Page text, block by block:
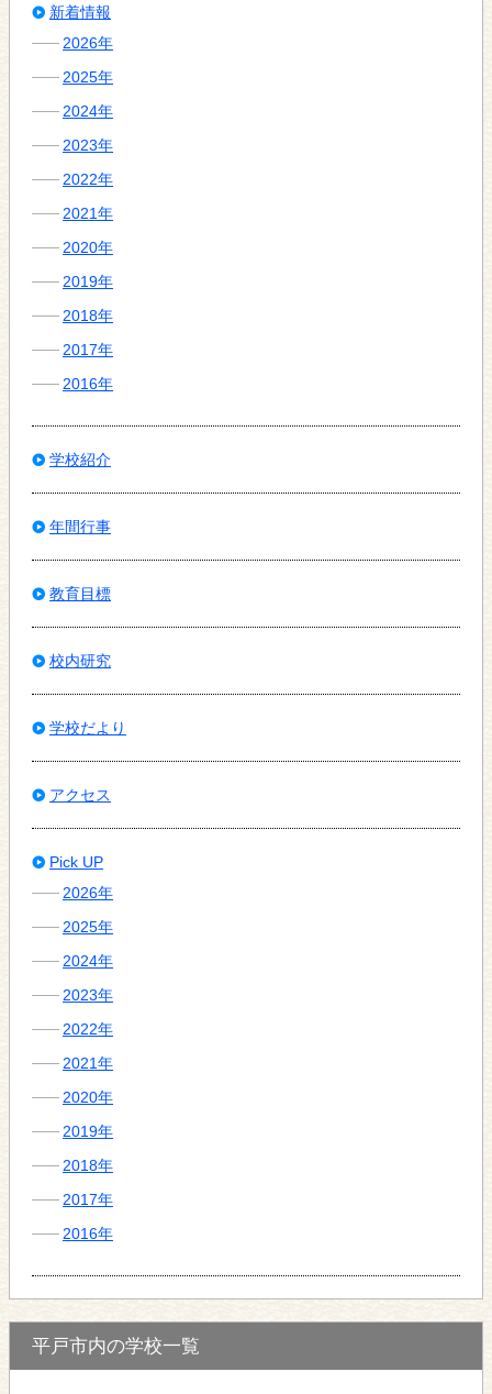
新着情報
2026年
2025年
2024年
2023年
2022年
2021年
2020年
2019年
2018年
2017年
2016年
学校紹介
年間行事
教育目標
校内研究
学校だより
アクセス
Pick UP
2026年
2025年
2024年
2023年
2022年
2021年
2020年
2019年
2018年
2017年
2016年
平戸市内の学校一覧